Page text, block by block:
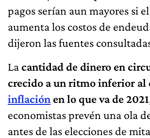
pagos serían aun mayores si
aumenta los costos de
dijeron las fuentes
Lacantidad de dinero en
crecido a un ritmo inferior al
inflación en lo que va de 2021
economistas prevén una ola
antes de las elecciones de